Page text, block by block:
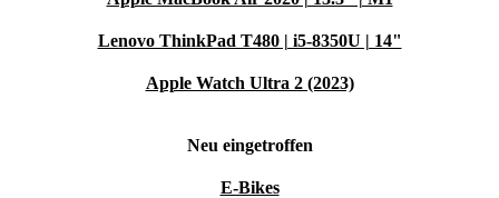
Lenovo ThinkPad T480 | i5-8350U | 14"
Apple Watch Ultra 2 (2023)
Neu eingetroffen
E-Bikes